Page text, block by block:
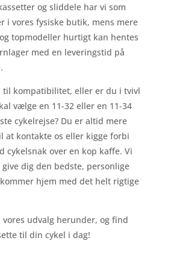
og sliddele har vi som
i vores fysiske butik, mens mere
topmodeller hurtigt kan hentes
med en leveringstid på
til kompatibilitet, eller er du i tvivl
vælge en 11-32 eller en 11-34
cykelrejse? Du er altid mere
at kontakte os eller kigge forbi
cykelsnak over en kop kaffe. Vi
dig den bedste, personlige
hjem med det helt rigtige
vores udvalg herunder, og find
til din cykel i dag!